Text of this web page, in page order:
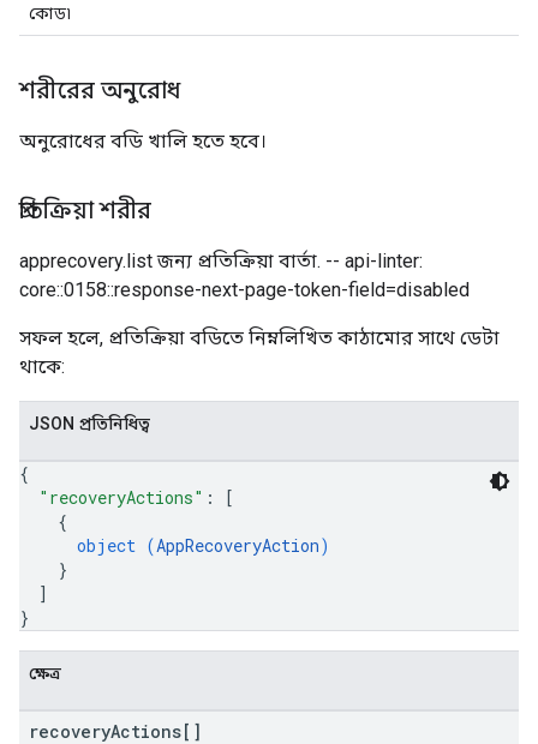
কোড৷
শরীরের অনুরোধ
অনুরোধের বডি খালি হতে হবে।
প্রতিক্রিয়া শরীর
apprecovery.list জন্য প্রতিক্রিয়া বার্তা. -- api-linter:
core::0158::response-next-page-token-field=disabled
সফল হলে, প্রতিক্রিয়া বডিতে নিম্নলিখিত কাঠামোর সাথে ডেটা
থাকে:
JSON প্রতিনিধিত্ব
{
"recoveryActions" :
[
{
object (AppRecoveryAction)
}
]
}
ক্ষেত্র
recoveryActions[]